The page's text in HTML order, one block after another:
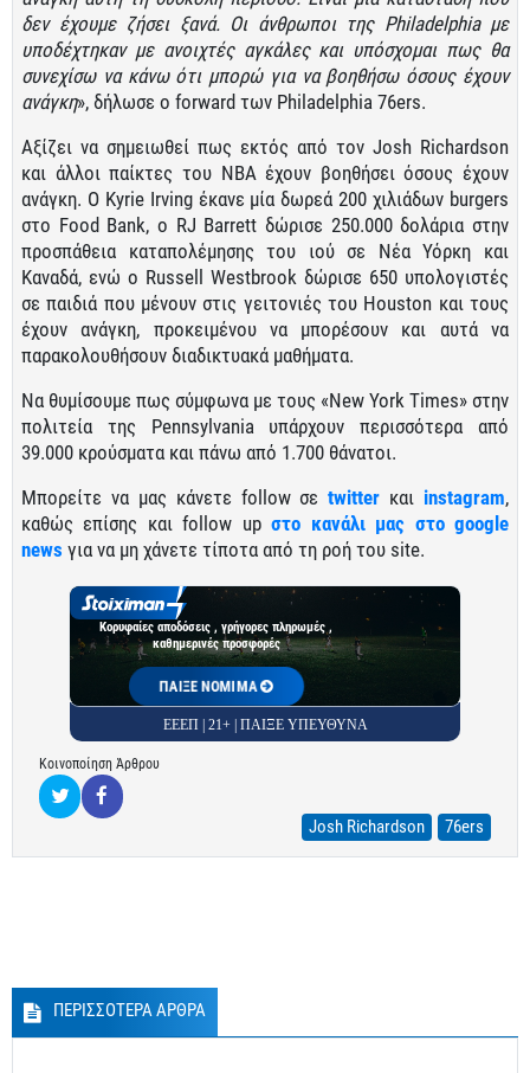
δεν έχουμε ζήσει ξανά. Οι άνθρωποι της Philadelphia με
υποδέχτηκαν με ανοιχτές αγκάλες και υπόσχομαι πως θα
συνεχίσω να κάνω ότι μπορώ για να βοηθήσω όσους έχουν
ανάγκη», δήλωσε ο forward των Philadelphia 76ers.
Αξίζει να σημειωθεί πως εκτός από τον Josh Richardson
και άλλοι παίκτες του ΝΒΑ έχουν βοηθήσει όσους έχουν
ανάγκη. Ο Kyrie Irving έκανε μία δωρεά 200 χιλιάδων burgers
στο Food Bank, o RJ Barrett δώρισε 250.000 δολάρια στην
προσπάθεια καταπολέμησης του ιού σε Νέα Υόρκη και
Καναδά, ενώ ο Russell Westbrook δώρισε 650 υπολογιστές
σε παιδιά που μένουν στις γειτονιές του Houston και τους
έχουν ανάγκη, προκειμένου να μπορέσουν και αυτά να
παρακολουθήσουν διαδικτυακά μαθήματα.
Να θυμίσουμε πως σύμφωνα με τους «New York Times» στην
πολιτεία της Pennsylvania υπάρχουν περισσότερα από
39.000 κρούσματα και πάνω από 1.700 θάνατοι.
Μπορείτε να μας κάνετε follow σεtwitter και instagram,
καθώς επίσης και follow upστο κανάλι μας στο google
news για να μη χάνετε τίποτα από τη ροή του site.
Κορυφαίες αποδόσεις , γρήγορες πληρωμές ,
καθημερινές προσφορές
ΠΑΙΞΕ ΝΟΜΙΜΑ
ΕΕΕΠ | 21+ | ΠΑΙΞΕ ΥΠΕΥΘΥΝΑ
Κοινοποίηση Άρθρου
Josh Richardson 76ers
ΠΕΡΙΣΣΟΤΕΡΑ ΑΡΘΡΑ